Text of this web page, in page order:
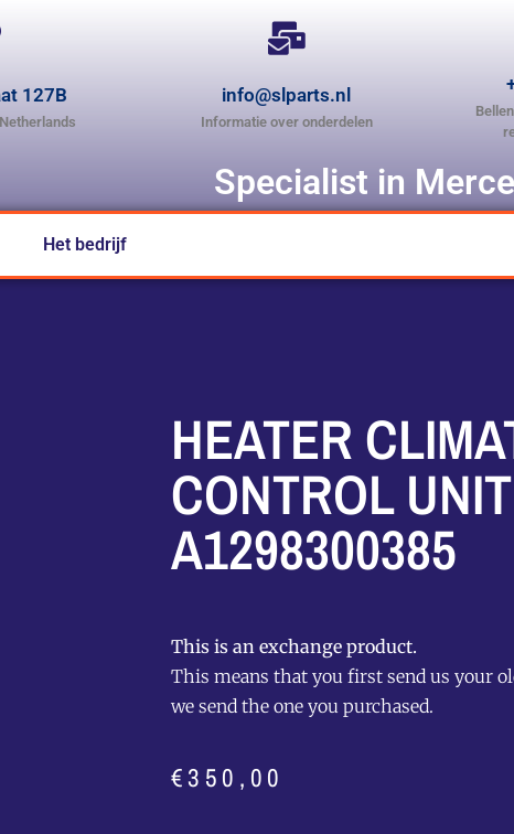
127B info@slparts.nl
Informatie over onderdelen
Specialist in
Het bedrijf
HEATER
CONTROL UNIT
A1298300385
This is an exchange product.
This means that you first send us your
we send the one you purchased.
€350,00